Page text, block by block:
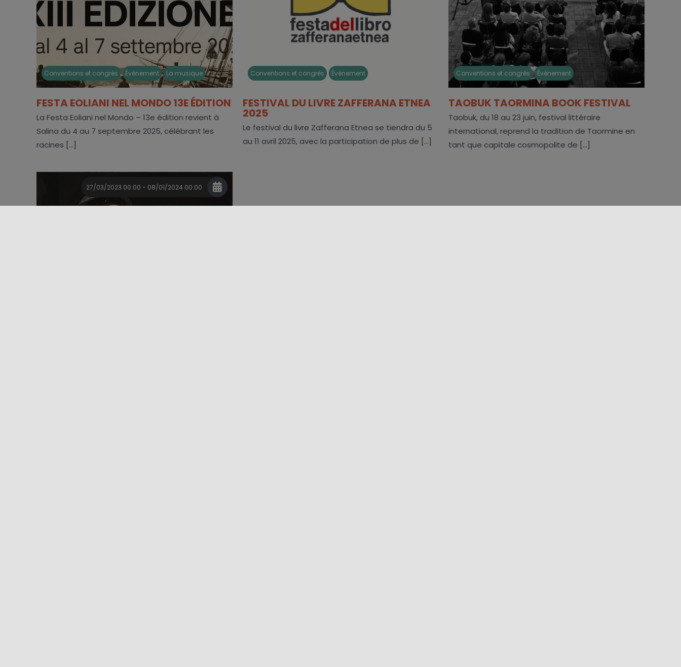
Conventions et congrès Événement La musique
FESTA EOLIANI NEL MONDO 13E ÉDITION
La Festa Eoliani nel Mondo – 13e édition revient à
Salina du 4 au 7 septembre 2025, célébrant les
racines [...]
Conventions et congrès Événement
FESTIVAL DU LIVRE ZAFFERANA ETNEA
2025
Le festival du livre Zafferana Etnea se tiendra du 5
au 11 avril 2025, avec la participation de plus de [...]
Conventions et congrès Événement
TAOBUK TAORMINA BOOK FESTIVAL
Taobuk, du 18 au 23 juin, festival littéraire
international, reprend la tradition de Taormine en
tant que capitale cosmopolite de [...]
27/03/2023 00:00 - 08/01/2024 00:00